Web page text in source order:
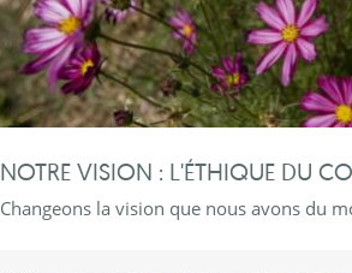
NOTRE VISION : L'ÉTHIQUE DU
Changeons la vision que nous avons du